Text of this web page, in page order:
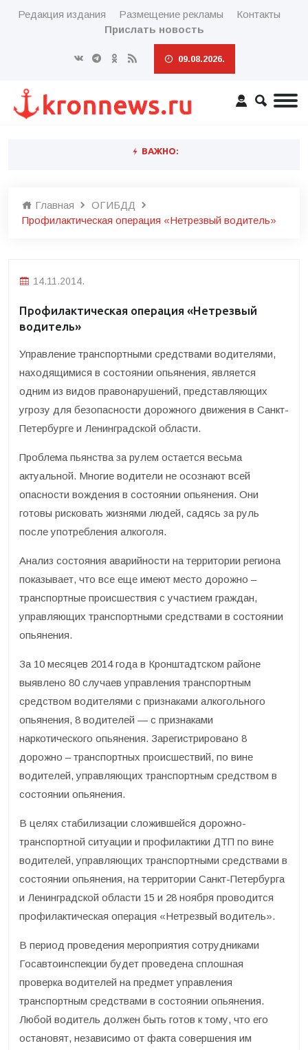
Редакция издания Размещение рекламы
Контакты
Прислать новость
09.08.2026.
ВАЖНО:
Главная
ОГИБДД
Профилактическая операция «Нетрезвый водитель»
14.11.2014.
Профилактическая операция «Нетрезвый
водитель»
Управление транспортными средствами водителями,
находящимися в состоянии опьянения, является
одним из видов правонарушений, представляющих
угрозу для безопасности дорожного движения в Санкт-
Петербурге и Ленинградской области.
Проблема пьянства за рулем остается весьма
актуальной. Многие водители не осознают всей
опасности вождения в состоянии опьянения. Они
готовы рисковать жизнями людей, садясь за руль
после употребления алкоголя.
Анализ состояния аварийности на территории региона
показывает, что все еще имеют место дорожно –
транспортные происшествия с участием граждан,
управляющих транспортными средствами в состоянии
опьянения.
За 10 месяцев 2014 года в Кронштадтском районе
выявлено 80 случаев управления транспортным
средством водителями с признаками алкогольного
опьянения, 8 водителей — с признаками
наркотического опьянения. Зарегистрировано 8
дорожно – транспортных происшествий, по вине
водителей, управляющих транспортным средством в
состоянии опьянения.
В целях стабилизации сложившейся дорожно-
транспортной ситуации и профилактики ДТП по вине
водителей, управляющих транспортными средствами в
состоянии опьянения, на территории Санкт-Петербурга
и Ленинградской области 15 и 28 ноября проводится
профилактическая операция «Нетрезвый водитель».
В период проведения мероприятия сотрудниками
Госавтоинспекции будет проведена сплошная
проверка водителей на предмет управления
транспортным средствами в состоянии опьянения.
Любой водитель должен быть готов к тому, что его
остановят, независимо от факта совершения им